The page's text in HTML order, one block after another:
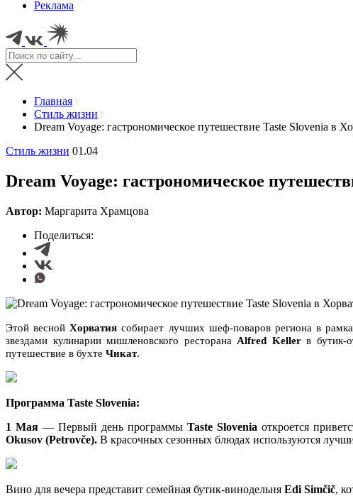
Реклама
Главная
Стиль жизни
Dream Voyage: гастрономическое путешествие Taste Slovenia в
Стиль жизни 01.04
Dream Voyage: гастрономическое
Автор: Маргарита Храмцова
Поделиться:
Этой веснойХорватиясобирает лучших шеф-поваров региона в
звездами кулинарии мишленовского ресторана Alfred Kellerв бутик-
путешествие в бухте Чикат.
Программа Taste Slovenia:
1 Мая— Первый день программы Taste Slovenia откроется
Okusov (Petrovče). В красочных сезонных блюдах используются
Вино для вечера представит семейная бутик-винодельня Edi Simčič,